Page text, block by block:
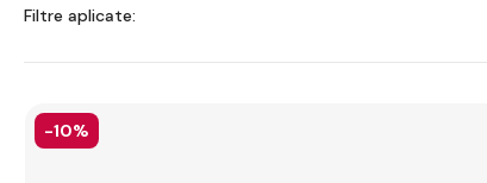
Filtre aplicate:
-10%